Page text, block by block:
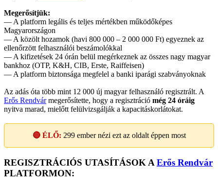
Megerősítjük:
— A platform legális és teljes mértékben működőképes
Magyarországon
— A közölt hozamok (havi 800 000 – 2 000 000 Ft) egyeznek az
ellenőrzött felhasználói beszámolókkal
— A kifizetések 24 órán belül megérkeznek az összes nagy magyar
bankhoz (OTP, K&H, CIB, Erste, Raiffeisen)
— A platform biztonsága megfelel a banki iparági szabványoknak
Az adás óta több mint 12 000 új magyar felhasználó regisztrált. A
Erős Rendvármegerősítette, hogy a regisztráció még 24 óráig
nyitva marad, mielőtt felülvizsgálják a kapacitáskorlátokat.
🔴 ÉLŐ: 299ember nézi ezt az oldalt éppen most
REGISZTRÁCIÓS UTASÍTÁSOK A Erős Rendvár
PLATFORMON: